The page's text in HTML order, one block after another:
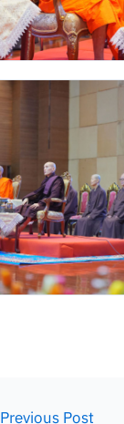
Previous Post